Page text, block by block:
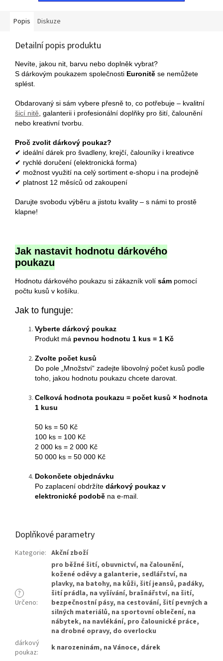
Popis Diskuze
Detailní popis produktu
Nevíte, jakou nit, barvu nebo doplněk vybrat?
S dárkovým poukazem společnosti Euronitě se nemůžete
splést.
Obdarovaný si sám vybere přesně to, co potřebuje – kvalitní
šicí nitě , galanterii i profesionální doplňky pro šití, čalounění
nebo kreativní tvorbu.
Proč zvolit dárkový poukaz?
✔ ideální dárek pro švadleny, krejčí, čalouníky i kreativce
✔ rychlé doručení (elektronická forma)
✔ možnost využití na celý sortiment e-shopu i na prodejně
✔ platnost 12 měsíců od zakoupení
Darujte svobodu výběru a jistotu kvality – s námi to prostě
klapne!
Jak nastavit hodnotu dárkového
poukazu
Hodnotu dárkového poukazu si zákazník volí sám pomocí
počtu kusů v košíku.
Jak to funguje:
Vyberte dárkový poukaz
Produkt má pevnou hodnotu 1 kus = 1 Kč
Zvolte počet kusů
Do pole „Množství“ zadejte libovolný počet kusů podle
toho, jakou hodnotu poukazu chcete darovat.
Celková hodnota poukazu = počet kusů × hodnota
1 kusu
50 ks = 50 Kč
100 ks = 100 Kč
2 000 ks = 2 000 Kč
50 000 ks = 50 000 Kč
Dokončete objednávku
Po zaplacení obdržíte dárkový poukaz v
elektronické podobě na e-mail.
Doplňkové parametry
Kategorie: Akční zboží
?
Určeno:
pro běžné šití, obuvnictví, na čalounění,
kožené oděvy a galanterie, sedlářství, na
plavky, na batohy, na kůži, šití jeansů, padáky,
šití prádla, na vyšívání, brašnářství, na šití,
bezpečnostní pásy, na cestování, šití pevných a
silných materiálů, na sportovní oblečení, na
nábytek, na navlékání, pro čalounické práce,
na drobné opravy, do overlocku
dárkový
poukaz: k narozeninám, na Vánoce, dárek